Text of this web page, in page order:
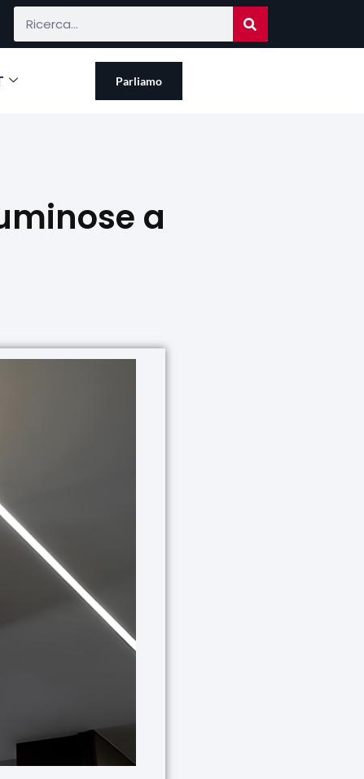
Parliamo
a